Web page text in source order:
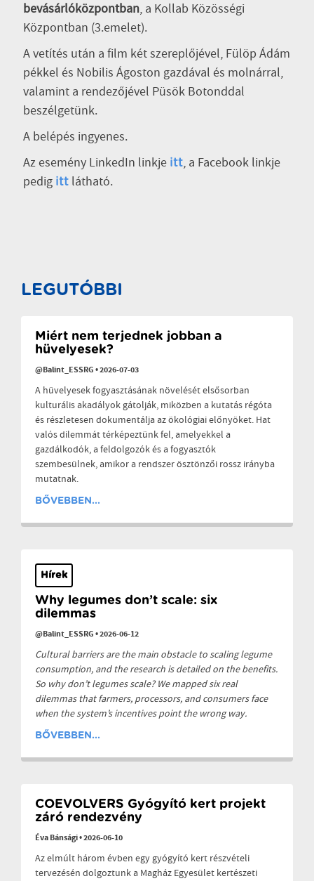
bevásárlóközpontban, a Kollab Közösségi
Központban (3.emelet).
A vetítés után a film két szereplőjével, Fülöp Ádám
pékkel és Nobilis Ágoston gazdával és molnárral,
valamint a rendezőjével Püsök Botonddal
beszélgetünk.
A belépés ingyenes.
Az esemény LinkedIn linkje itt, a Facebook linkje
pedig itt látható.
LEGUTÓBBI
Miért nem terjednek jobban a
hüvelyesek?
@Balint_ESSRG•2026-07-03
A hüvelyesek fogyasztásának növelését elsősorban
kulturális akadályok gátolják, miközben a kutatás régóta
és részletesen dokumentálja az ökológiai előnyöket. Hat
valós dilemmát térképeztünk fel, amelyekkel a
gazdálkodók, a feldolgozók és a fogyasztók
szembesülnek, amikor a rendszer ösztönzői rossz irányba
mutatnak.
BŐVEBBEN...
Hírek
Why legumes don’t scale: six
dilemmas
@Balint_ESSRG•2026-06-12
Cultural barriers are the main obstacle to scaling legume
consumption, and the research is detailed on the benefits.
So why don’t legumes scale? We mapped six real
dilemmas that farmers, processors, and consumers face
when the system’s incentives point the wrong way.
BŐVEBBEN...
COEVOLVERS Gyógyító kert projekt
záró rendezvény
Éva Bánsági•2026-06-10
Az elmúlt három évben egy gyógyító kert részvételi
tervezésén dolgoztunk a Magház Egyesület kertészeti